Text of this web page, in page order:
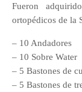
Fueron
ortopédicos de la
– 10 Andadores
– 10 Sobre Water
– 5 Bastones de
– 5 Bastones de